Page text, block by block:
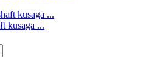
kusaga ...